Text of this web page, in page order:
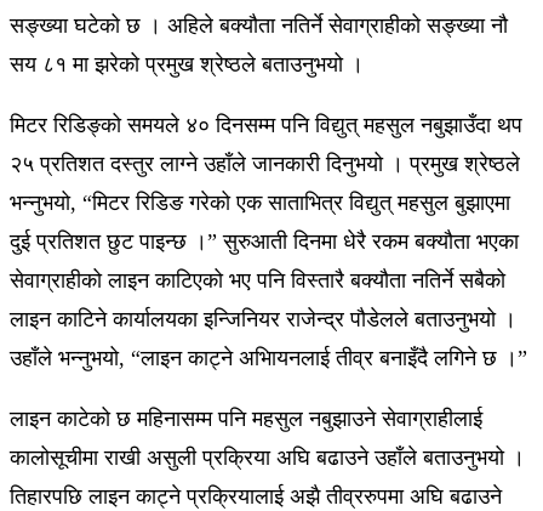
सङ्ख्या घटेको छ । अहिले बक्यौता नतिर्ने सेवाग्राहीको सङ्ख्या नौ
सय ८१ मा झरेको प्रमुख श्रेष्ठले बताउनुभयो ।
मिटर रिडिङ्को समयले ४० दिनसम्म पनि विद्युत् महसुल नबुझाउँदा थप
२५ प्रतिशत दस्तुर लाग्ने उहाँले जानकारी दिनुभयो । प्रमुख श्रेष्ठले
भन्नुभयो, “मिटर रिडिङ गरेको एक साताभित्र विद्युत् महसुल बुझाएमा
दुई प्रतिशत छुट पाइन्छ ।” सुरुआती दिनमा धेरै रकम बक्यौता भएका
सेवाग्राहीको लाइन काटिएको भए पनि विस्तारै बक्यौता नतिर्ने सबैको
लाइन काटिने कार्यालयका इन्जिनियर राजेन्द्र पौडेलले बताउनुभयो ।
उहाँले भन्नुभयो, “लाइन काट्ने अभिायनलाई तीव्र बनाइँदै लगिने छ ।”
लाइन काटेको छ महिनासम्म पनि महसुल नबुझाउने सेवाग्राहीलाई
कालोसूचीमा राखी असुली प्रक्रिया अघि बढाउने उहाँले बताउनुभयो ।
तिहारपछि लाइन काट्ने प्रक्रियालाई अझै तीव्ररुपमा अघि बढाउने